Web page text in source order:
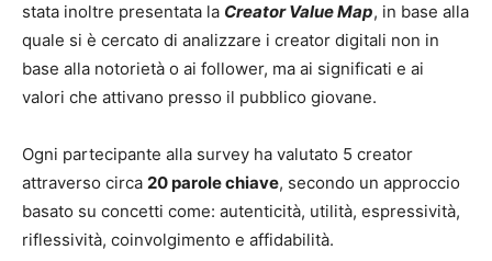
stata inoltre presentata la Creator Value Map, in base alla
quale si è cercato di analizzare i creator digitali non in
base alla notorietà o ai follower, ma ai significati e ai
valori che attivano presso il pubblico giovane.
Ogni partecipante alla survey ha valutato 5 creator
attraverso circa 20 parole chiave, secondo un approccio
basato su concetti come: autenticità, utilità, espressività,
riflessività, coinvolgimento e affidabilità.